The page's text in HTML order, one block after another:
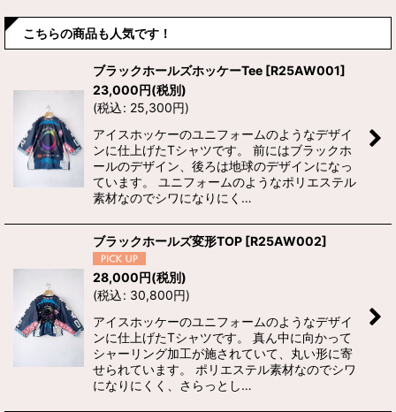
こちらの商品も人気です！
ブラックホールズホッケーTee [R25AW001]
23,000円(税別)
(税込: 25,300円)
アイスホッケーのユニフォームのようなデザイ
ンに仕上げたTシャツです。 前にはブラックホ
ールのデザイン、後ろは地球のデザインになっ
ています。 ユニフォームのようなポリエステル
素材なのでシワになりにく…
ブラックホールズ変形TOP [R25AW002]
28,000円(税別)
(税込: 30,800円)
アイスホッケーのユニフォームのようなデザイ
ンに仕上げたTシャツです。 真ん中に向かって
シャーリング加工が施されていて、丸い形に寄
せられています。 ポリエステル素材なのでシワ
になりにくく、さらっとし…